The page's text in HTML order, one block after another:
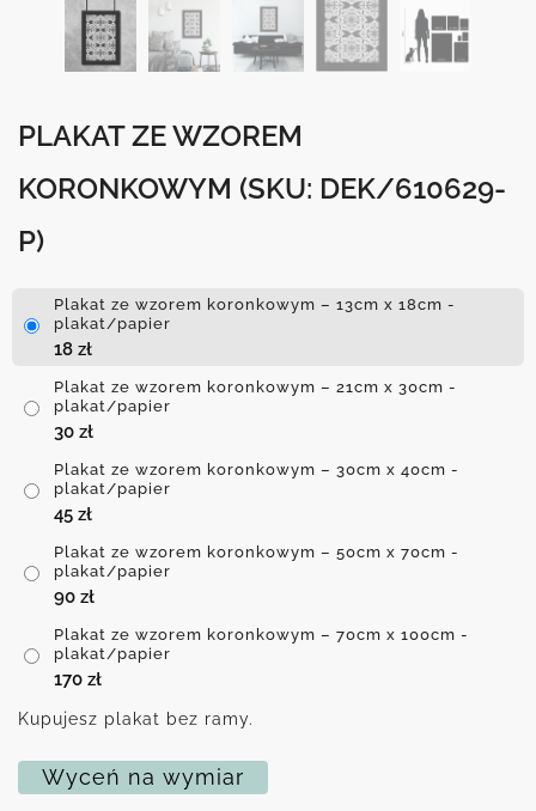
PLAKAT ZE WZOREM
KORONKOWYM (SKU: DEK/610629-
P)
Plakat ze wzorem koronkowym – 13cm x 18cm -
plakat/papier
18 zł
Plakat ze wzorem koronkowym – 21cm x 30cm -
plakat/papier
30 zł
Plakat ze wzorem koronkowym – 30cm x 40cm -
plakat/papier
45 zł
Plakat ze wzorem koronkowym – 50cm x 70cm -
plakat/papier
90 zł
Plakat ze wzorem koronkowym – 70cm x 100cm -
plakat/papier
170 zł
Kupujesz plakat bez ramy.
Wyceń na wymiar